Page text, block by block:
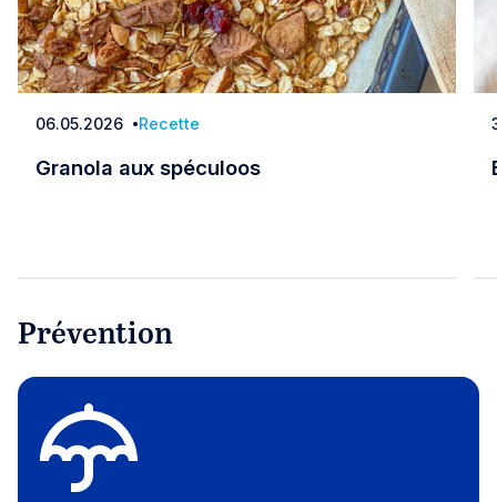
Date
06.05.2026 Recette
Granola aux spéculoos
Prévention